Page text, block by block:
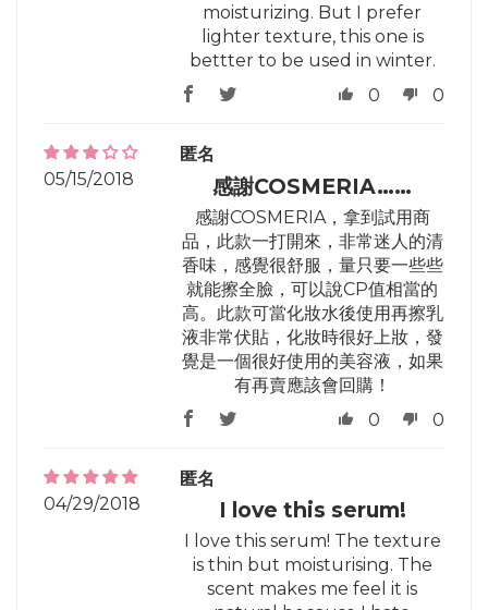
moisturizing. But I prefer
lighter texture, this one is
bettter to be used in winter.
0
0
05/15/2018
匿名
感謝COSMERIA……
感謝COSMERIA，拿到試用商
品，此款一打開來，非常迷人的清
香味，感覺很舒服，量只要一些些
就能擦全臉，可以說CP值相當的
高。此款可當化妝水後使用再擦乳
液非常伏貼，化妝時很好上妝，發
覺是一個很好使用的美容液，如果
有再賣應該會回購！
0
0
04/29/2018
匿名
I love this serum!
I love this serum! The texture
is thin but moisturising. The
scent makes me feel it is